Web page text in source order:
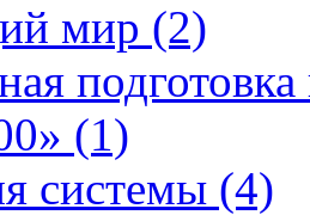
мир (2)
(1)
системы (4)